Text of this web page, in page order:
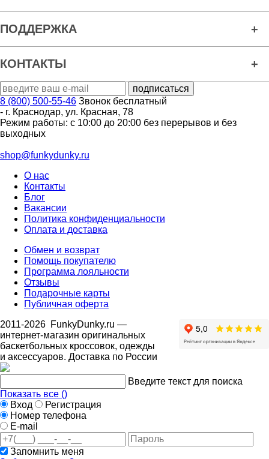
ПОДДЕРЖКА
КОНТАКТЫ
8 (800) 500-55-46 Звонок бесплатный
- г. Краснодар, ул. Красная, 78
Режим работы: с 10:00 до 20:00 без перерывов и без
выходных
shop@funkydunky.ru
О нас
Контакты
Блог
Вакансии
Политика конфиденциальности
Оплата и доставка
Обмен и возврат
Помощь покупателю
Программа лояльности
Отзывы
Подарочные карты
Публичная оферта
2011-2026 FunkyDunky.ru —
интернет-магазин оригинальных
баскетбольных кроссовок, одежды
и аксессуаров. Доставка по России
Введите текст для поиска
Показать все ()
Вход
Регистрация
Номер телефона
E-mail
Запомнить меня